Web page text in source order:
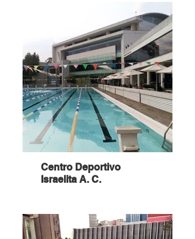
Centro Deportivo
Israelita A. C.